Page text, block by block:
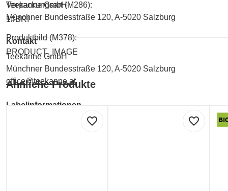
Teekanne GmbH
Münchner Bundesstraße 120, A-5020 Salzburg
Kontakt
Teekanne GmbH
Münchner Bundesstraße 120, A-5020 Salzburg
office@teekanne.at
Labelinformationen
Umwelt und Verpackung:
Verpackungsart (M286):
1#BRI
Produktbild (M378):
PRODUCT_IMAGE
Ähnliche Produkte
favorite_border favorite_border